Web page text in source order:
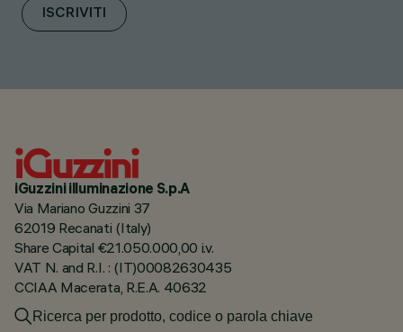
ISCRIVITI
iGuzzini illuminazione S.p.A
Via Mariano Guzzini 37
62019 Recanati (Italy)
Share Capital €21.050.000,00 i.v.
VAT N. and R.I. : (IT)00082630435
CCIAA Macerata, R.E.A. 40632